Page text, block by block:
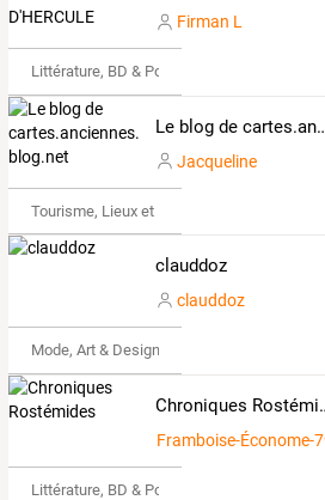
Firman L
Littérature, BD & Poésie
Le blog de
Jacqueline
Tourisme, Lieux et Événements
clauddoz
clauddoz
Mode, Art & Design
Framboise-Économe-
Littérature, BD & Poésie